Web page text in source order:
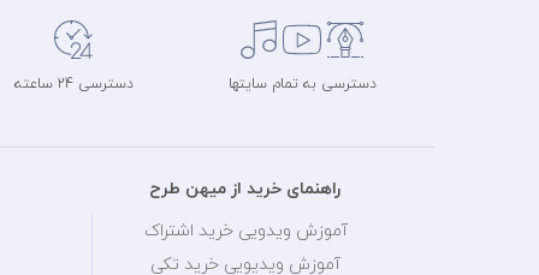
دسترسی به تمام سایتها دسترسی 24 ساعته
راهنمای خرید از میهن طرح
آموزش ویدویی خرید اشتراک
آموزش ویدیویی خرید تکی